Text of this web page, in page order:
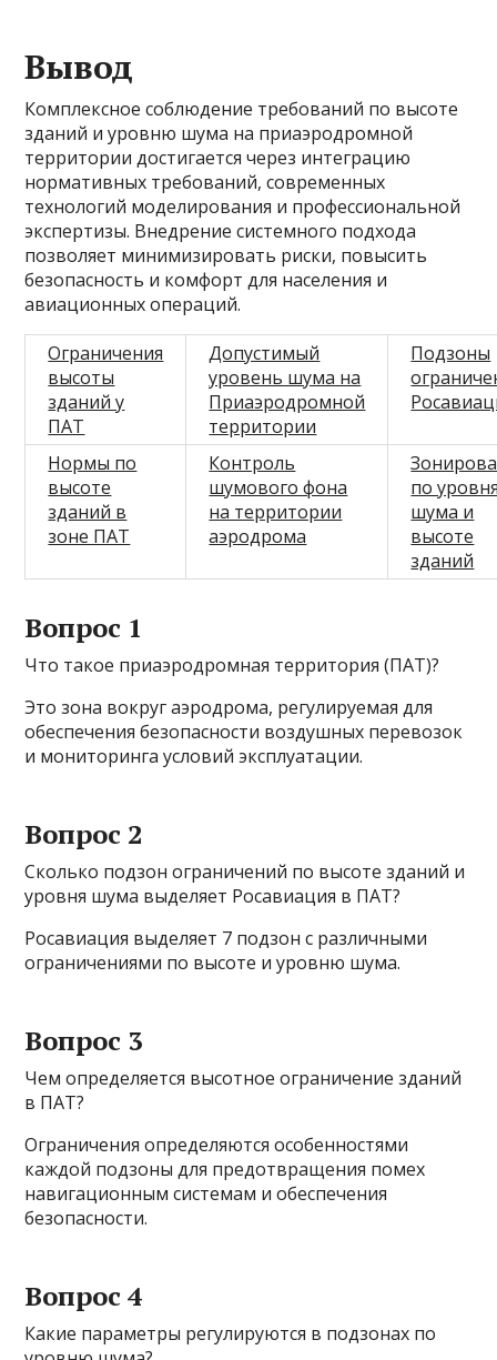
Вывод
Комплексное соблюдение требований по высоте
зданий и уровню шума на приаэродромной
территории достигается через интеграцию
нормативных требований, современных
технологий моделирования и профессиональной
экспертизы. Внедрение системного подхода
позволяет минимизировать риски, повысить
безопасность и комфорт для населения и
авиационных операций.
Ограничения
высоты
зданий у
ПАТ
Допустимый
уровень шума на
Приаэродромной
территории
Подзоны
Нормы по
высоте
зданий в
зоне ПАТ
Контроль
шумового фона
на территории
аэродрома
по
шума и
высоте
зданий
Вопрос 1
Что такое приаэродромная территория (ПАТ)?
Это зона вокруг аэродрома, регулируемая для
обеспечения безопасности воздушных перевозок
и мониторинга условий эксплуатации.
Вопрос 2
Сколько подзон ограничений по высоте зданий и
уровня шума выделяет Росавиация в ПАТ?
Росавиация выделяет 7 подзон с различными
ограничениями по высоте и уровню шума.
Вопрос 3
Чем определяется высотное ограничение зданий
в ПАТ?
Ограничения определяются особенностями
каждой подзоны для предотвращения помех
навигационным системам и обеспечения
безопасности.
Вопрос 4
Какие параметры регулируются в подзонах по